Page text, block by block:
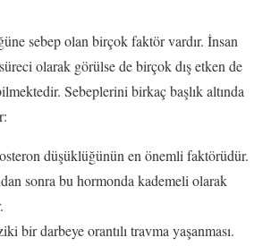
sebep olan birçok faktör vardır. İnsan
olarak görülse de birçok dış etken de
Sebeplerini birkaç başlık altında
düşüklüğünün en önemli faktörüdür.
sonra bu hormonda kademeli olarak
bir darbeye orantılı travma yaşanması.